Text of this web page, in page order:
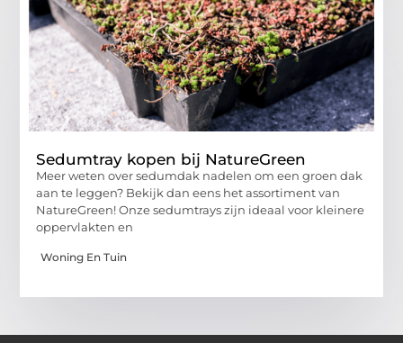
Sedumtray kopen bij NatureGreen
Meer weten over sedumdak nadelen om een groen dak
aan te leggen? Bekijk dan eens het assortiment van
NatureGreen! Onze sedumtrays zijn ideaal voor kleinere
oppervlakten en
Woning En Tuin